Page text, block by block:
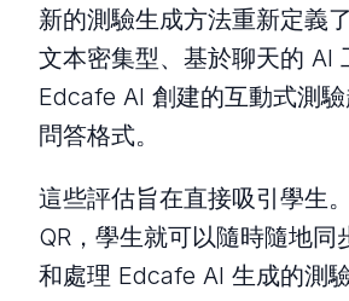
新的測驗生成方法重新定義
文本密集型、基於聊天的 AI
Edcafe AI 創建的互動式測
問答格式。
這些評估旨在直接吸引學生
QR，學生就可以隨時隨地同
和處理 Edcafe AI 生成的測驗